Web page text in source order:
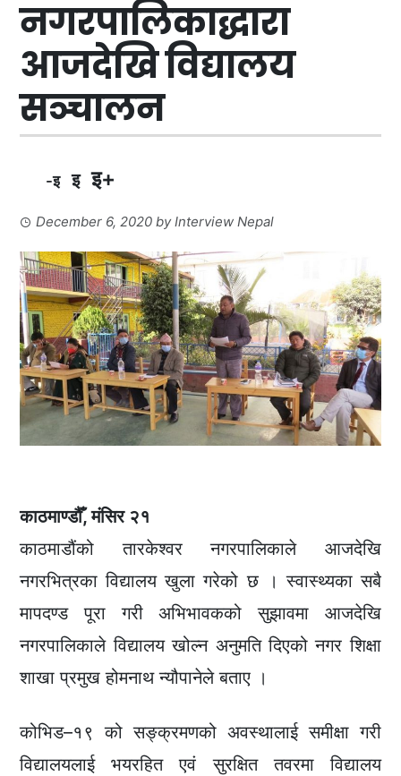
नगरपालिकाद्धारा
आजदेखि विद्यालय
सञ्चालन
-इ इ इ+
December 6, 2020 byInterview Nepal
काठमाण्डौँ, मंसिर २१
काठमाडौंको तारकेश्वर नगरपालिकाले आजदेखि
नगरभित्रका विद्यालय खुला गरेको छ । स्वास्थ्यका सबै
मापदण्ड पूरा गरी अभिभावकको सुझावमा आजदेखि
नगरपालिकाले विद्यालय खोल्न अनुमति दिएको नगर शिक्षा
शाखा प्रमुख होमनाथ न्यौपानेले बताए ।
कोभिड–१९ को सङ्क्रमणको अवस्थालाई समीक्षा गरी
विद्यालयलाई भयरहित एवं सुरक्षित तवरमा विद्यालय